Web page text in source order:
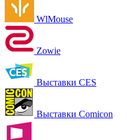
WlMouse
Zowie
Выставки CES
Выставки Comicon